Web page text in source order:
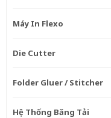
Máy In Flexo
Die Cutter
Folder Gluer / Stitcher
Hệ Thống Băng Tải